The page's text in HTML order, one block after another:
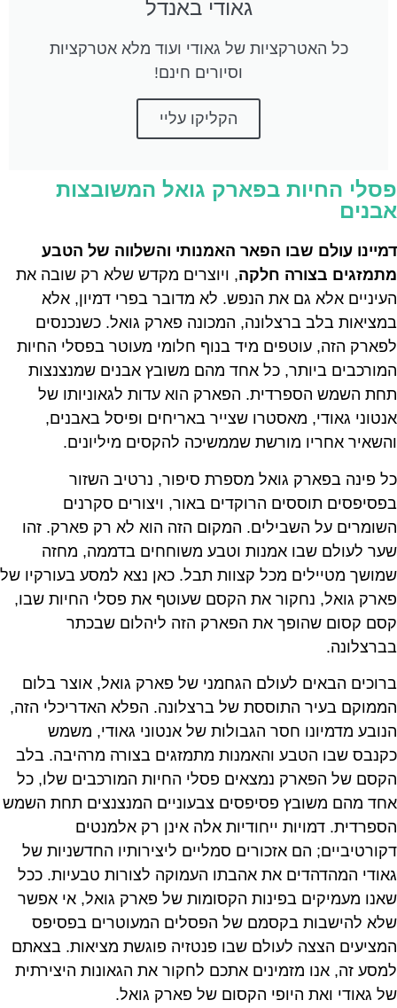
גאודי באנדל
כל האטרקציות של גאודי ועוד מלא אטרקציות
וסיורים חינם!
הקליקו עליי
פסלי החיות בפארק גואל המשובצות
אבנים
דמיינו עולם שבו הפאר האמנותי והשלווה של הטבע
מתמזגים בצורה חלקה, ויוצרים מקדש שלא רק שובה את
העיניים אלא גם את הנפש. לא מדובר בפרי דמיון, אלא
במציאות בלב ברצלונה, המכונה פארק גואל. כשנכנסים
לפארק הזה, עוטפים מיד בנוף חלומי מעוטר בפסלי החיות
המורכבים ביותר, כל אחד מהם משובץ אבנים שמנצנצות
תחת השמש הספרדית. הפארק הוא עדות לגאוניותו של
אנטוני גאודי, מאסטרו שצייר באריחים ופיסל באבנים,
והשאיר אחריו מורשת שממשיכה להקסים מיליונים.
כל פינה בפארק גואל מספרת סיפור, נרטיב השזור
בפסיפסים תוססים הרוקדים באור, ויצורים סקרנים
השומרים על השבילים. המקום הזה הוא לא רק פארק. זהו
שער לעולם שבו אמנות וטבע משוחחים בדממה, מחזה
שמושך מטיילים מכל קצוות תבל. כאן נצא למסע בעורקיו של
פארק גואל, נחקור את הקסם שעוטף את פסלי החיות שבו,
קסם קסום שהופך את הפארק הזה ליהלום שבכתר
בברצלונה.
ברוכים הבאים לעולם הגחמני של פארק גואל, אוצר בלום
הממוקם בעיר התוססת של ברצלונה. הפלא האדריכלי הזה,
הנובע מדמיונו חסר הגבולות של אנטוני גאודי, משמש
כקנבס שבו הטבע והאמנות מתמזגים בצורה מרהיבה. בלב
הקסם של הפארק נמצאים פסלי החיות המורכבים שלו, כל
אחד מהם משובץ פסיפסים צבעוניים המנצנצים תחת השמש
הספרדית. דמויות ייחודיות אלה אינן רק אלמנטים
דקורטיביים; הם אזכורים סמליים ליצירותיו החדשניות של
גאודי המהדהדים את אהבתו העמוקה לצורות טבעיות. ככל
שאנו מעמיקים בפינות הקסומות של פארק גואל, אי אפשר
שלא להישבות בקסמם של הפסלים המעוטרים בפסיפס
המציעים הצצה לעולם שבו פנטזיה פוגשת מציאות. בצאתם
למסע זה, אנו מזמינים אתכם לחקור את הגאונות היצירתית
של גאודי ואת היופי הקסום של פארק גואל.